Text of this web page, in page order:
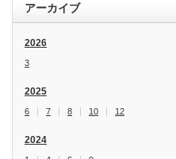
アーカイブ
2026
3
2025
6 7 8 10 12
2024